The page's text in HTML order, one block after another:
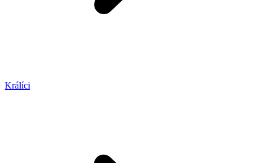
Králíci